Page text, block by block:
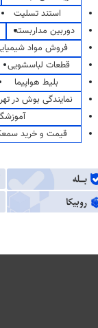
استند تسلیت
دوربین مداربسته
فروش مواد
قطعات لباسشویی
بلیط هواپیما
نمایندگی بوش در
قیمت و خرید